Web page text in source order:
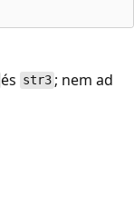
és str3; nem ad